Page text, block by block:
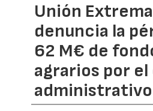
Unión
denuncia la
62 M€ de
agrarios por el
administrativo